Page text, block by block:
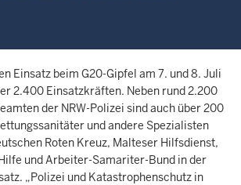
Einsatz beim G20-Gipfel am 7. und 8. Juli
2.400 Einsatzkräften. Neben rund 2.200
der NRW-Polizei sind auch über 200
und andere Spezialisten
Roten Kreuz, Malteser Hilfsdienst,
und Arbeiter-Samariter-Bund in der
„Polizei und Katastrophenschutz in